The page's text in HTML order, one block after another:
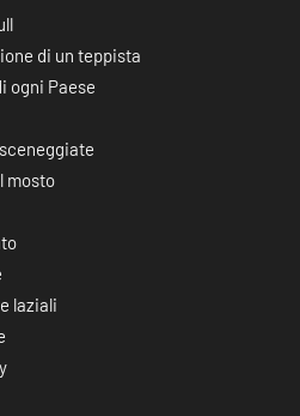
di un teppista
ogni Paese
mosto
laziali